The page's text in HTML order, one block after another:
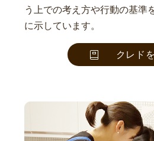
う上での考え方や行動の基準
に示しています。
クレド